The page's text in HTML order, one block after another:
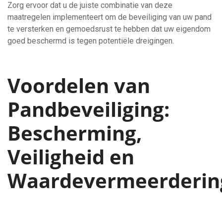
Zorg ervoor dat u de juiste combinatie van deze
maatregelen implementeert om de beveiliging van uw pand
te versterken en gemoedsrust te hebben dat uw eigendom
goed beschermd is tegen potentiële dreigingen.
Voordelen van
Pandbeveiliging:
Bescherming,
Veiligheid en